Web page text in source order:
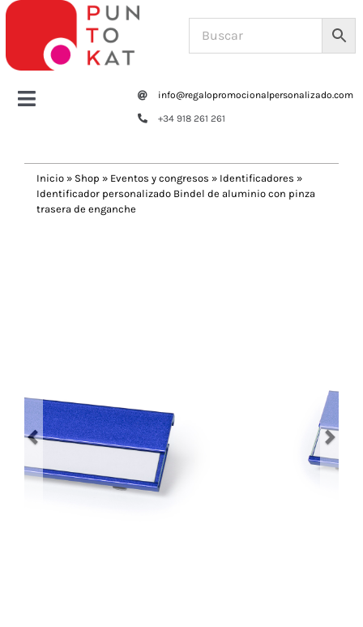
Saltar
contenido
Toggle
Tazas y botellas
Navidad 🎄 Invierno
Tecnología
info@regalopromocionalpersonalizado.com
+34 918 261 261
Inicio » Shop » Eventos y congresos » Identificadores »
Identificador personalizado Bindel de aluminio con pinza
trasera de enganche